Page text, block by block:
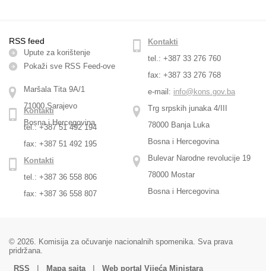
RSS feed
Upute za korištenje
Pokaži sve RSS Feed-оve
Maršala Tita 9A/1
71000 Sarajevo
Bosna i Hercegovina
Kontakti
tel.: +387 33 276 760
fax: +387 33 276 768
e-mail: info@kons.gov.ba
Trg srpskih junaka 4/III
78000 Banja Luka
Bosna i Hercegovina
Kontakti
tel.: +387 51 492 194
fax: +387 51 492 195
Bulevar Narodne revolucije 19
78000 Mostar
Bosna i Hercegovina
Kontakti
tel.: +387 36 558 806
fax: +387 36 558 807
© 2026. Komisija za očuvanje nacionalnih spomenika. Sva prava
pridržana.
RSS
| Mapa sajta | Web portal Vijeća Ministara